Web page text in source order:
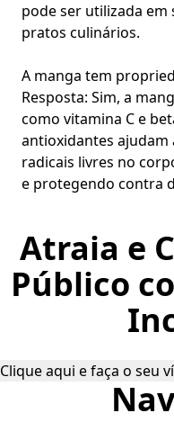
pode ser utilizada
pratos culinários.
A manga tem
Resposta: Sim, a
como vitamina C e
antioxidantes ajudam
radicais livres no
e protegendo contra
Atraia e
Público
Clique aqui e faça o seu